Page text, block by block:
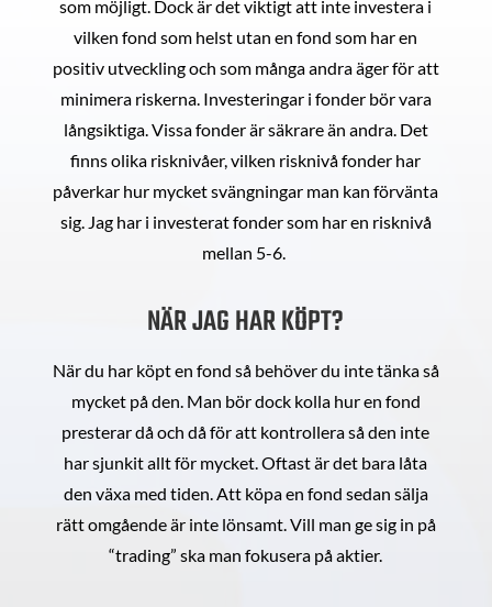
som möjligt. Dock är det viktigt att inte investera i
vilken fond som helst utan en fond som har en
positiv utveckling och som många andra äger för att
minimera riskerna. Investeringar i fonder bör vara
långsiktiga. Vissa fonder är säkrare än andra. Det
finns olika risknivåer, vilken risknivå fonder har
påverkar hur mycket svängningar man kan förvänta
sig. Jag har i investerat fonder som har en risknivå
mellan 5-6.
NÄR JAG HAR KÖPT?
När du har köpt en fond så behöver du inte tänka så
mycket på den. Man bör dock kolla hur en fond
presterar då och då för att kontrollera så den inte
har sjunkit allt för mycket. Oftast är det bara låta
den växa med tiden. Att köpa en fond sedan sälja
rätt omgående är inte lönsamt. Vill man ge sig in på
“trading” ska man fokusera på aktier.